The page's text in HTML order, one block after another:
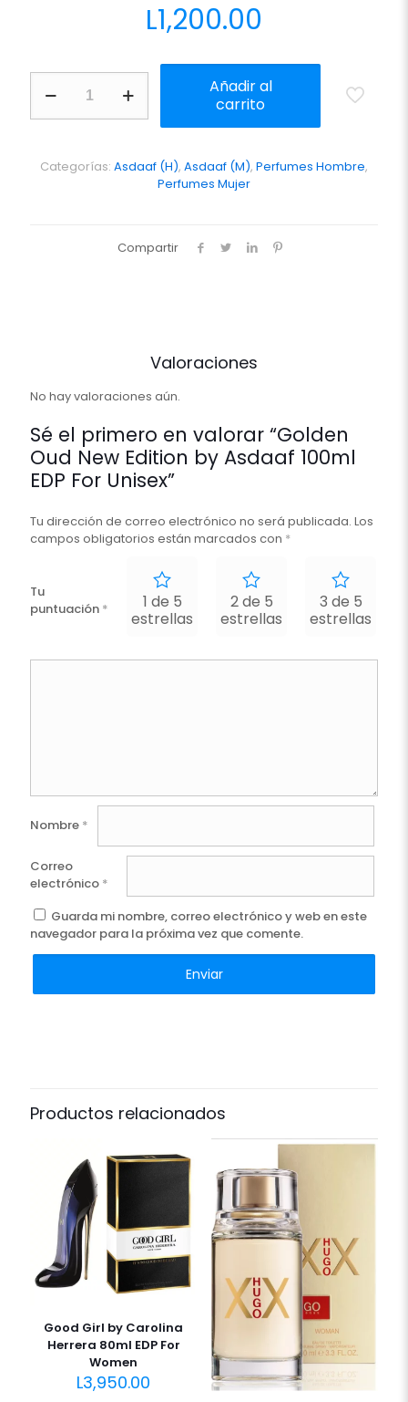
L1,200.00
Oud
New
Asdaaf
Añadir al
carrito
Categorías: Asdaaf (H), Asdaaf (M), Perfumes Hombre,
Perfumes Mujer
Compartir
Valoraciones
No hay valoraciones aún.
Sé el primero en valorar “Golden
Oud New Edition by Asdaaf 100ml
EDP For Unisex”
Tu dirección de correo electrónico no será publicada. Los
campos obligatorios están marcados con *
Tu
puntuación *
1 de 5
estrellas
2 de 5
estrellas
3 de 5
estrellas
Nombre *
Correo
electrónico *
Guarda mi nombre, correo electrónico y web en este
navegador para la próxima vez que comente.
Productos relacionados
Good Girl by Carolina
Herrera 80ml EDP For
Women
L3,950.00